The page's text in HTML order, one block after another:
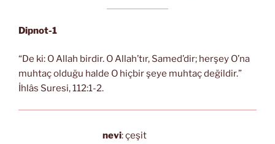
Dipnot-1
“De ki: O Allah birdir. O Allah’tır, Samed’dir; herşey O’na
muhtaç olduğu halde O hiçbir şeye muhtaç değildir.”
İhlâs Suresi, 112:1-2.
nevi: çeşit